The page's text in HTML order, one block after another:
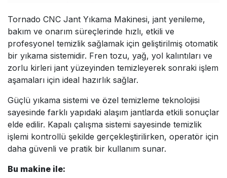
Tornado CNC Jant Yıkama Makinesi, jant yenileme,
bakım ve onarım süreçlerinde hızlı, etkili ve
profesyonel temizlik sağlamak için geliştirilmiş otomatik
bir yıkama sistemidir. Fren tozu, yağ, yol kalıntıları ve
zorlu kirleri jant yüzeyinden temizleyerek sonraki işlem
aşamaları için ideal hazırlık sağlar.
Güçlü yıkama sistemi ve özel temizleme teknolojisi
sayesinde farklı yapıdaki alaşım jantlarda etkili sonuçlar
elde edilir. Kapalı çalışma sistemi sayesinde temizlik
işlemi kontrollü şekilde gerçekleştirilirken, operatör için
daha güvenli ve pratik bir kullanım sunar.
Bu makine ile: